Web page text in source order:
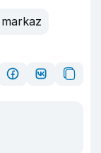
markaz